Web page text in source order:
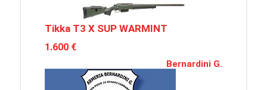
Tikka T3 X SUP WARMINT
1.600 €
Bernardini G.